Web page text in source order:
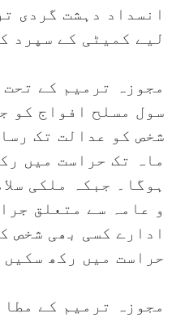
انسداد دہشت گردی
لیے کمیٹی کے سپرد
مجوزہ ترمیم کے
سول مسلح افواج کو
شخص کو عدالت تک
ماہ تک حراست میں
ہوگا۔ جبکہ ملکی
و عامہ سے متعلق
ادارے کسی بھی شخص
حراست میں رکھ سکیں
مجوزہ ترمیم کے